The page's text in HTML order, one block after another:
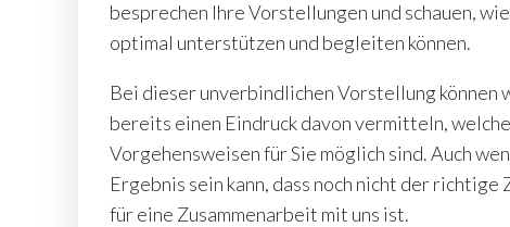
besprechen Ihre Vorstellungen und schauen,
optimal unterstützen und begleiten können.
Bei dieser unverbindlichen Vorstellung können
bereits einen Eindruck davon vermitteln, welche
Vorgehensweisen für Sie möglich sind. Auch
Ergebnis sein kann, dass noch nicht der richtige
für eine Zusammenarbeit mit uns ist.